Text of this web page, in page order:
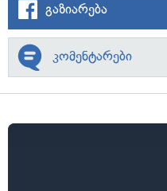
გაზიარება
კომენტარები